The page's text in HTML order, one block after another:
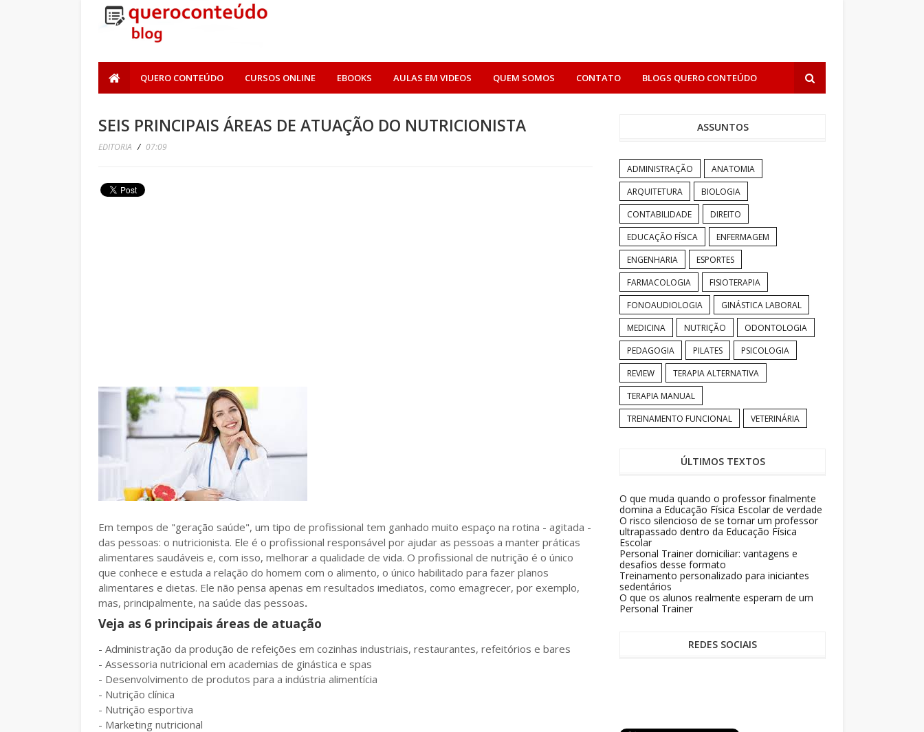
QUERO CONTEÚDO CURSOS ONLINE EBOOKS AULAS EM VIDEOS QUEM SOMOS CONTATO BLOGS QUERO CONTEÚDO
SEIS PRINCIPAIS ÁREAS DE ATUAÇÃO DO NUTRICIONISTA
EDITORIA / 07:09
Em tempos de "geração saúde", um tipo de profissional tem ganhado muito espaço na rotina - agitada -
das pessoas: o nutricionista. Ele é o profissional responsável por ajudar as pessoas a manter práticas
alimentares saudáveis e, com isso, melhorar a qualidade de vida. O profissional de nutrição é o único
que conhece e estuda a relação do homem com o alimento, o único habilitado para fazer planos
alimentares e dietas. Ele não pensa apenas em resultados imediatos, como emagrecer, por exemplo,
mas, principalmente, na saúde das pessoas.
Veja as 6 principais áreas de atuação
- Administração da produção de refeições em cozinhas industriais, restaurantes, refeitórios e bares
- Assessoria nutricional em academias de ginástica e spas
- Desenvolvimento de produtos para a indústria alimentícia
- Nutrição clínica
- Nutrição esportiva
- Marketing nutricional
ASSUNTOS
ADMINISTRAÇÃO
ANATOMIA
ARQUITETURA
BIOLOGIA
CONTABILIDADE
DIREITO
EDUCAÇÃO FÍSICA
ENFERMAGEM
ENGENHARIA
ESPORTES
FARMACOLOGIA
FISIOTERAPIA
FONOAUDIOLOGIA
GINÁSTICA LABORAL
MEDICINA
NUTRIÇÃO
ODONTOLOGIA
PEDAGOGIA
PILATES
PSICOLOGIA
REVIEW
TERAPIA ALTERNATIVA
TERAPIA MANUAL
TREINAMENTO FUNCIONAL
VETERINÁRIA
ÚLTIMOS TEXTOS
O que muda quando o professor finalmente
domina a Educação Física Escolar de verdade
O risco silencioso de se tornar um professor
ultrapassado dentro da Educação Física
Escolar
Personal Trainer domiciliar: vantagens e
desafios desse formato
Treinamento personalizado para iniciantes
sedentários
O que os alunos realmente esperam de um
Personal Trainer
REDES SOCIAIS